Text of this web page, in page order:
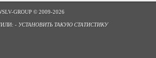
GROUP © 2009-2026
- УСТАНОВИТЬ ТАКУЮ СТАТИСТИКУ